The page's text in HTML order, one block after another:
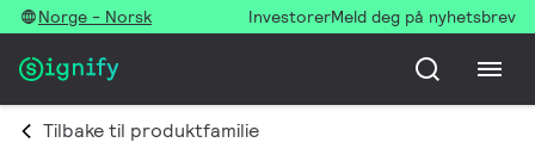
Norge - Norsk InvestorerMeld deg på nyhetsbrev
Tilbake til produktfamilie